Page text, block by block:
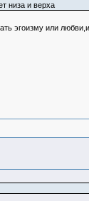
низа и верха
эгоизму или